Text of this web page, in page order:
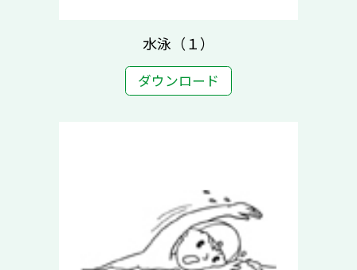
水泳（１）
ダウンロード